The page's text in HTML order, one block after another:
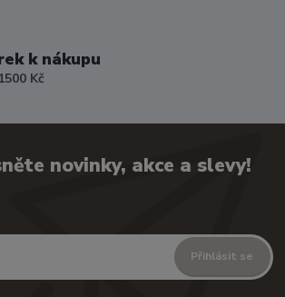
k nákupu
Kč
novinky, akce a slevy!
Přihlásit se